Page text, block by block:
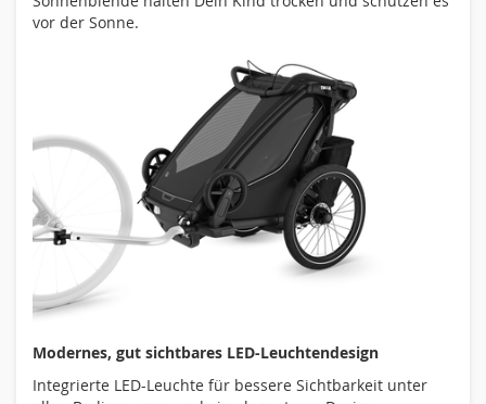
vor der Sonne.
Modernes, gut sichtbares LED-Leuchtendesign
Integrierte LED-Leuchte für bessere Sichtbarkeit unter